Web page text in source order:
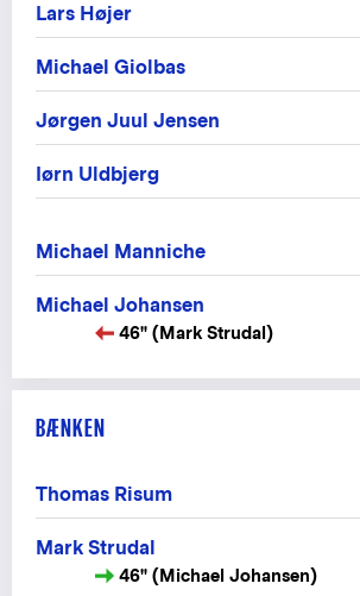
Lars Højer
Michael Giolbas
Jørgen Juul Jensen
Iørn Uldbjerg
Michael Manniche
Michael Johansen
46" (Mark Strudal)
BÆNKEN
Thomas Risum
Mark Strudal
46" (Michael Johansen)